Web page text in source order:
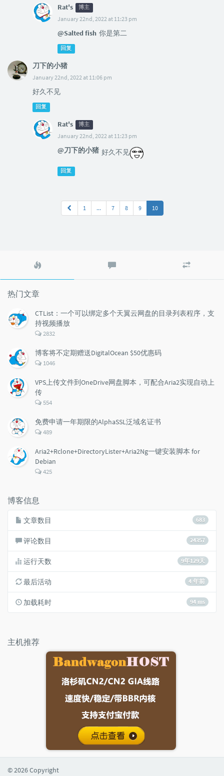
Rat's 博主
January 22nd, 2022 at 11:23 pm
@Salted fish 你是第二
回复
刀下的小猪
January 22nd, 2022 at 11:06 pm
好久不见
回复
Rat's 博主
January 22nd, 2022 at 11:23 pm
@刀下的小猪 好久不见
回复
1 ... 7 8 9 10
文
评
文
热门文章
CTList：一个可以绑定多个天翼云网盘的目录列表程序，支
持视频播放
评
数：
2832
博客将不定期赠送DigitalOcean $50优惠码
评
数：
1046
VPS上传文件到OneDrive网盘脚本，可配合Aria2实现自动上
传
评
数：
554
免费申请一年期限的AlphaSSL泛域名证书
评
数：
489
Aria2+Rclone+DirectoryLister+Aria2Ng一键安装脚本 for
Debian
评
425
博客信息
683
文章数目
24357
评论数目
9年129天
运行天数
4 年前
最后活动
94 ms
加载耗时
主机推荐
© 2026 Copyright